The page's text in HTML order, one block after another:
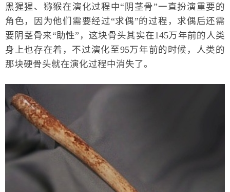
黑猩猩、猕猴在演化过程中“阴茎骨”一直扮演重要的
角色，因为他们需要经过“求偶”的过程，求偶后还需
要阴茎骨来“助性”，这块骨头其实在145万年前的人类
身上也存在着，不过演化至95万年前的时候，人类的
那块硬骨头就在演化过程中消失了。